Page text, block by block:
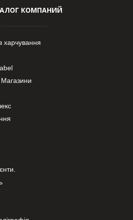
КОМПАНИЙ
харчування
Магазини